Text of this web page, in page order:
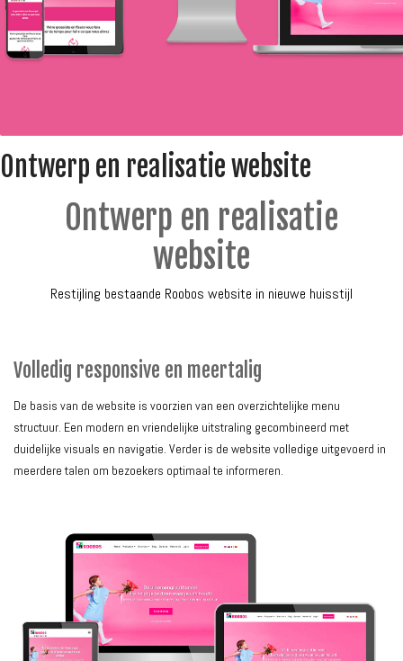
Ontwerp en realisatie website
Ontwerp en realisatie
website
Restijling bestaande Roobos website in nieuwe huisstijl
Volledig responsive en meertalig
De basis van de website is voorzien van een overzichtelijke menu
structuur. Een modern en vriendelijke uitstraling gecombineerd met
duidelijke visuals en navigatie. Verder is de website volledige uitgevoerd in
meerdere talen om bezoekers optimaal te informeren.